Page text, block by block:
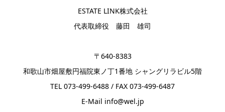
ESTATE LINK株式会社
代表取締役 藤田 雄司
〒640-8383
和歌山市畑屋敷円福院東ノ丁1番地 シャングリラビル5階
TEL 073-499-6488 / FAX 073-499-6487
E-Mail info@wel.jp